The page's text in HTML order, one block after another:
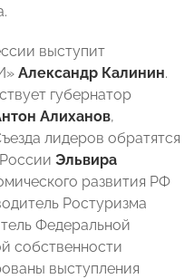
выступит
Александр Калинин.
губернатор
Алиханов,
лидеров обратятся
Эльвира
развития РФ
Ростуризма
Федеральной
собственности
выступления